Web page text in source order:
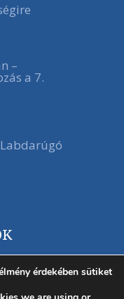
–
a 7.
érdekében sütiket